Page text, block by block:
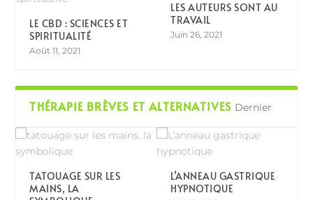
LE CBD : SCIENCES ET
SPIRITUALITÉ
Août 11, 2021
LES AUTEURS SONT AU
TRAVAIL
Juin 26, 2021
THÉRAPIE BRÈVES ET ALTERNATIVES Dernier
TATOUAGE SUR LES
MAINS, LA
L’ANNEAU GASTRIQUE
HYPNOTIQUE